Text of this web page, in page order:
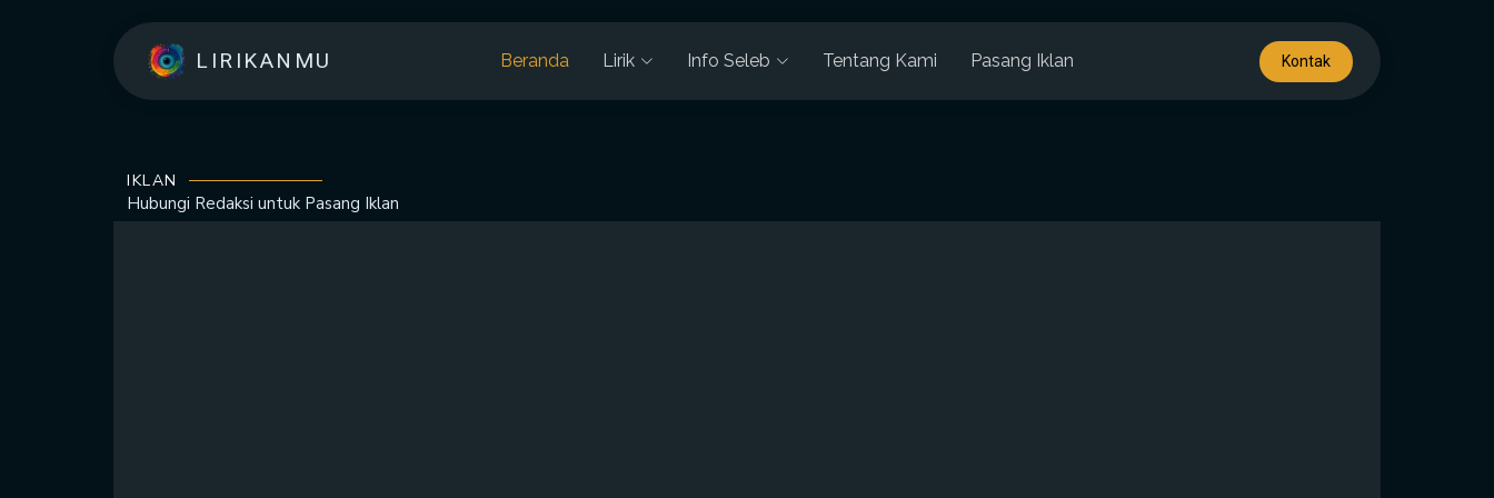
LIRIKANMU Beranda Lirik Info Seleb Tentang Kami Pasang Iklan Kontak
IKLAN
Hubungi Redaksi untuk Pasang Iklan